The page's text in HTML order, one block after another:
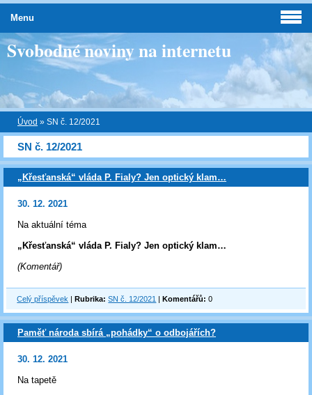
Svobodné noviny na internetu
Úvod » SN č. 12/2021
SN č. 12/2021
„Křesťanská“ vláda P. Fialy? Jen optický klam…
30. 12. 2021
Na aktuální téma
„Křesťanská“ vláda P. Fialy? Jen optický klam…
(Komentář)
Celý příspěvek |Rubrika: SN č. 12/2021 |Komentářů: 0
Paměť národa sbírá „pohádky“ o odbojářích?
30. 12. 2021
Na tapetě
Menu